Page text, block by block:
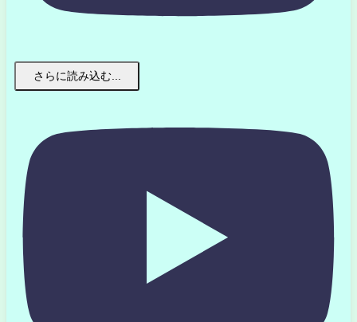
さらに読み込む...